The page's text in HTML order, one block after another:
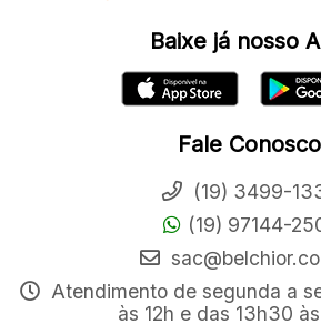
Baixe já nosso
Fale Conosco
(19) 3499-
(19) 97144-
Atendimento de segunda a
às 12h e das 13h30